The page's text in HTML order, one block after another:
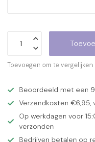
Toevoegen om te vergelijken
Beoordeeld met een
Verzendkosten €6,95,
Op werkdagen voor
verzonden
Bedrijven betalen op